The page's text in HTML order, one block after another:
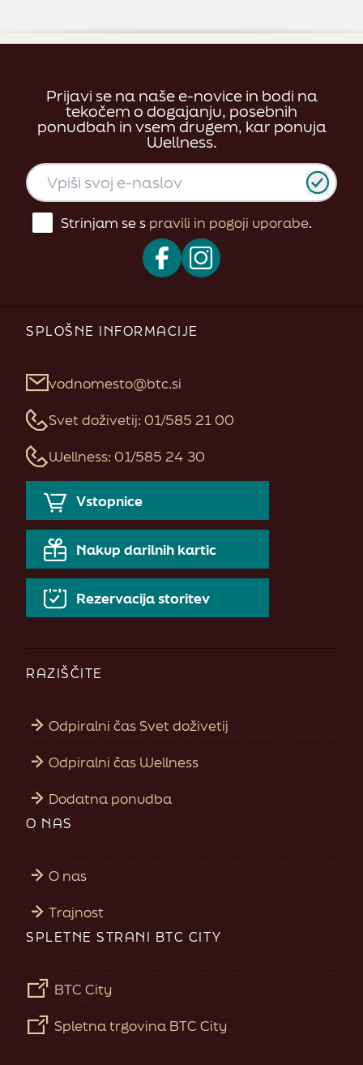
Prijavi se na naše e-novice in bodi na
tekočem o dogajanju, posebnih
ponudbah in vsem drugem, kar ponuja
Wellness.
Strinjam se s pravili in pogoji uporabe.
SPLOŠNE INFORMACIJE
vodnomesto@btc.si
Svet doživetij: 01/585 21 00
Wellness: 01/585 24 30
Vstopnice
Nakup darilnih kartic
Rezervacija storitev
RAZIŠČITE
Odpiralni čas Svet doživetij
Odpiralni čas Wellness
Dodatna ponudba
O NAS
O nas
Trajnost
SPLETNE STRANI BTC CITY
BTC City
Spletna trgovina BTC City